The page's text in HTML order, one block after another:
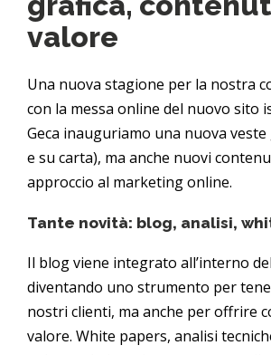
valore
Una nuova stagione per la nostra
con la messa online del nuovo sito
Geca inauguriamo una nuova
e su carta), ma anche nuovi
approccio al marketing online.
Tante novità: blog, analisi,
Il blog viene integrato all’interno
diventando uno strumento per
nostri clienti, ma anche per offrire
valore. White papers, analisi